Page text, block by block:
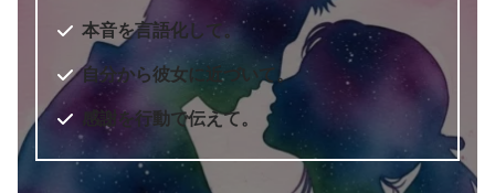
本音を言語化して。
自分から彼女に近づいて。
感謝を行動で伝えて。